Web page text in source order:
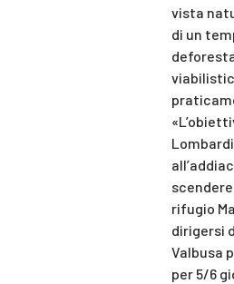
vista
di un
rifugio
dirigersi
Valbusa
per 5/6